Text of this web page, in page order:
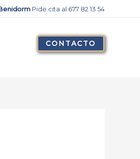
Pide cita al 677 82 13 54
CONTACTO